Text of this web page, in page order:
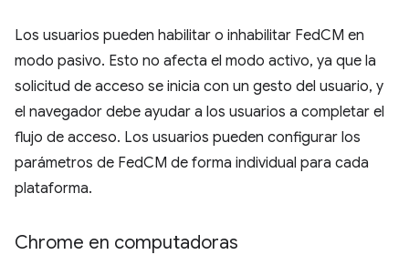
Los usuarios pueden habilitar o inhabilitar FedCM en
modo pasivo. Esto no afecta el modo activo, ya que la
solicitud de acceso se inicia con un gesto del usuario, y
el navegador debe ayudar a los usuarios a completar el
flujo de acceso. Los usuarios pueden configurar los
parámetros de FedCM de forma individual para cada
plataforma.
Chrome en computadoras